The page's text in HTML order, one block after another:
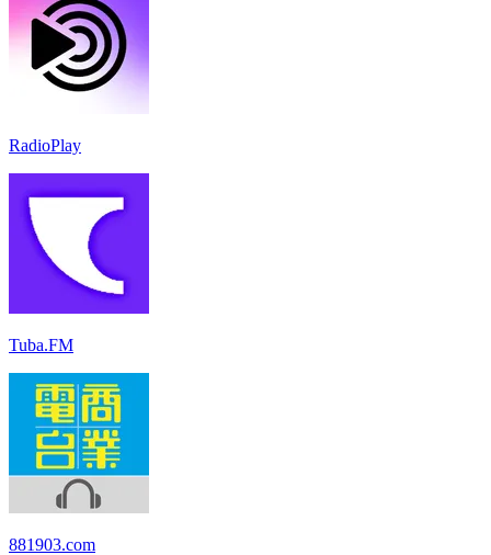
RadioPlay
Tuba.FM
881903.com